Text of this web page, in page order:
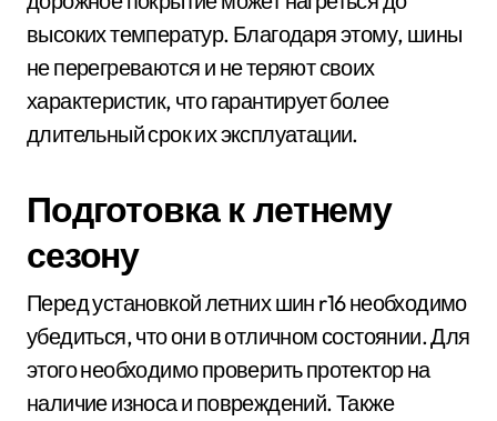
высоких температур. Благодаря этому, шины
не перегреваются и не теряют своих
характеристик, что гарантирует более
длительный срок их эксплуатации.
Подготовка к летнему
сезону
Перед установкой летних шин r16 необходимо
убедиться, что они в отличном состоянии. Для
этого необходимо проверить протектор на
наличие износа и повреждений. Также